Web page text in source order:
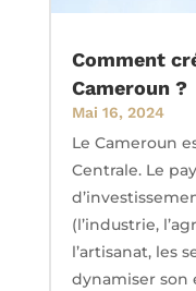
Comment
Cameroun ?
Mai 16, 2024
Le Cameroun
Centrale. Le
(l’industrie,
l’artisanat, les
dynamiser son